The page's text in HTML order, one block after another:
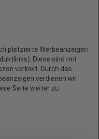
platzierte Werbeanzeigen
Diese sind mit
verlinkt. Durch das
verdienen wir
Seite weiter zu